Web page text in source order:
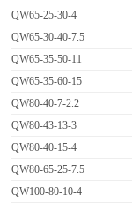
QW65-25-30-4
QW65-30-40-7.5
QW65-35-50-11
QW65-35-60-15
QW80-40-7-2.2
QW80-43-13-3
QW80-40-15-4
QW80-65-25-7.5
QW100-80-10-4